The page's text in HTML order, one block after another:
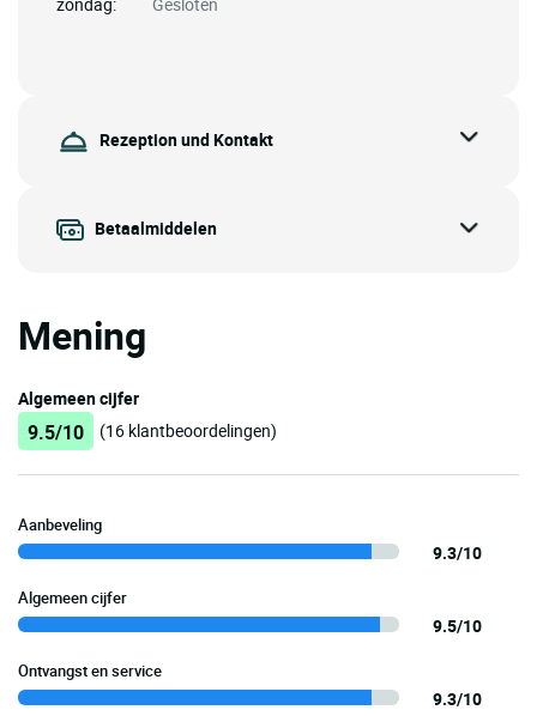
Rezeption und Kontakt
Betaalmiddelen
Mening
Algemeen cijfer
9.5/10 (16 klantbeoordelingen)
Aanbeveling
9.3/10
Algemeen cijfer
9.5/10
Ontvangst en service
9.3/10